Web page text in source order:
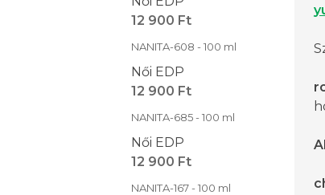
12 900 Ft
NANITA-608 - 100 ml
Női EDP
12 900 Ft
NANITA-685 - 100 ml
Női EDP
12 900 Ft
NANITA-167 - 100 ml